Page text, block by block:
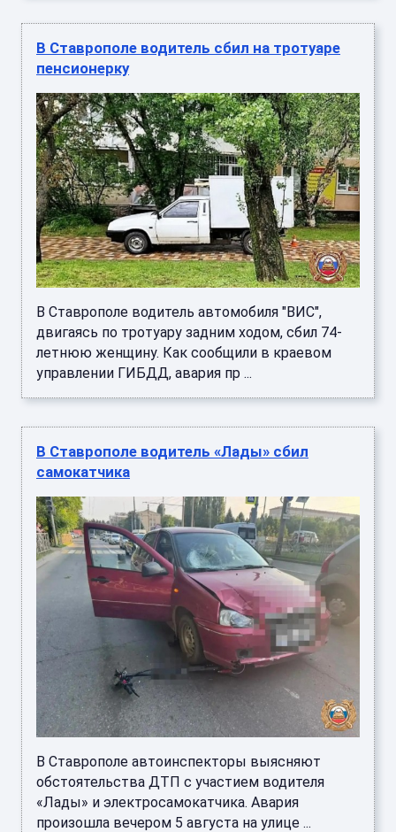
В Ставрополе водитель сбил на тротуаре
пенсионерку
В Ставрополе водитель автомобиля "ВИС",
двигаясь по тротуару задним ходом, сбил 74-
летнюю женщину. Как сообщили в краевом
управлении ГИБДД, авария пр ...
В Ставрополе водитель «Лады» сбил
самокатчика
В Ставрополе автоинспекторы выясняют
обстоятельства ДТП с участием водителя
«Лады» и электросамокатчика. Авария
произошла вечером 5 августа на улице ...